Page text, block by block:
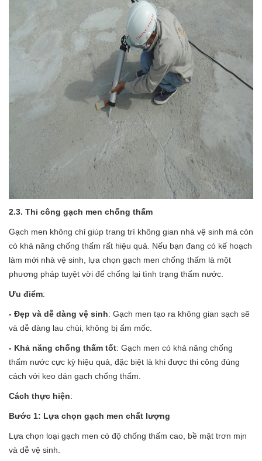
2.3. Thi công gạch men chống thấm
Gạch men không chỉ giúp trang trí không gian nhà vệ sinh mà còn
có khả năng chống thấm rất hiệu quả. Nếu bạn đang có kế hoạch
làm mới nhà vệ sinh, lựa chọn gạch men chống thấm là một
phương pháp tuyệt vời để chống lại tình trạng thấm nước.
Ưu điểm:
- Đẹp và dễ dàng vệ sinh: Gạch men tạo ra không gian sạch sẽ
và dễ dàng lau chùi, không bị ẩm mốc.
- Khả năng chống thấm tốt: Gạch men có khả năng chống
thấm nước cực kỳ hiệu quả, đặc biệt là khi được thi công đúng
cách với keo dán gạch chống thấm.
Cách thực hiện:
Bước 1: Lựa chọn gạch men chất lượng
Lựa chọn loại gạch men có độ chống thấm cao, bề mặt trơn mịn
và dễ vệ sinh.